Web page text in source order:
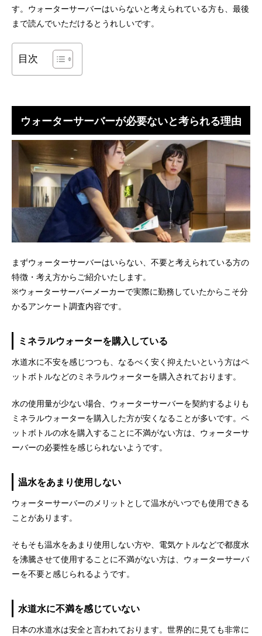
す。ウォーターサーバーはいらないと考えられている方も、最後
まで読んでいただけるとうれしいです。
目次
ウォーターサーバーが必要ないと考られる理由
まずウォーターサーバーはいらない、不要と考えられている方の
特徴・考え方からご紹介いたします。
※ウォーターサーバーメーカーで実際に勤務していたからこそ分
かるアンケート調査内容です。
ミネラルウォーターを購入している
水道水に不安を感じつつも、なるべく安く抑えたいという方はペ
ットボトルなどのミネラルウォーターを購入されております。
水の使用量が少ない場合、ウォーターサーバーを契約するよりも
ミネラルウォーターを購入した方が安くなることが多いです。ペ
ットボトルの水を購入することに不満がない方は、ウォーターサ
ーバーの必要性を感じられないようです。
温水をあまり使用しない
ウォーターサーバーのメリットとして温水がいつでも使用できる
ことがあります。
そもそも温水をあまり使用しない方や、電気ケトルなどで都度水
を沸騰させて使用することに不満がない方は、ウォーターサーバ
ーを不要と感じられるようです。
水道水に不満を感じていない
日本の水道水は安全と言われております。世界的に見ても非常に